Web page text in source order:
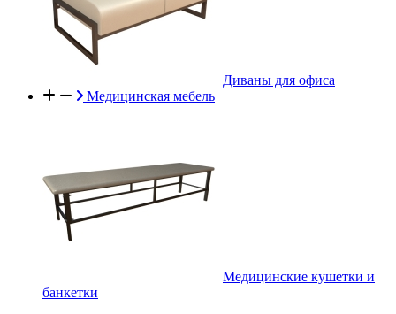
Диваны для офиса
Медицинская мебель
Медицинские кушетки и
банкетки